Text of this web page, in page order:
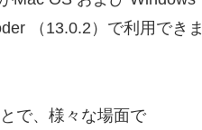
（13.0.2）で利用できま
で、様々な場面で